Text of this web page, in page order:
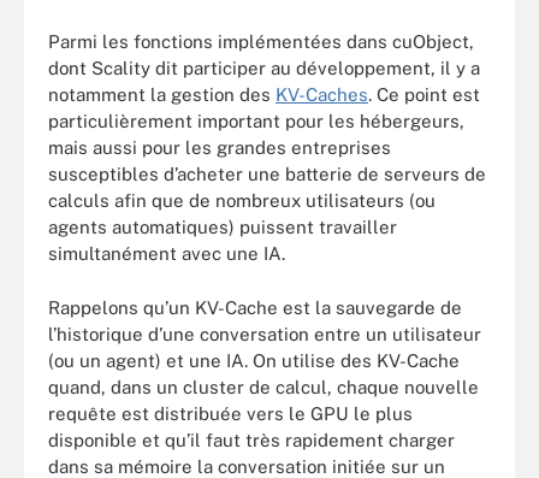
Parmi les fonctions implémentées dans cuObject,
dont Scality dit participer au développement, il y a
notamment la gestion des KV-Caches. Ce point est
particulièrement important pour les hébergeurs,
mais aussi pour les grandes entreprises
susceptibles d’acheter une batterie de serveurs de
calculs afin que de nombreux utilisateurs (ou
agents automatiques) puissent travailler
simultanément avec une IA.
Rappelons qu’un KV-Cache est la sauvegarde de
l’historique d’une conversation entre un utilisateur
(ou un agent) et une IA. On utilise des KV-Cache
quand, dans un cluster de calcul, chaque nouvelle
requête est distribuée vers le GPU le plus
disponible et qu’il faut très rapidement charger
dans sa mémoire la conversation initiée sur un